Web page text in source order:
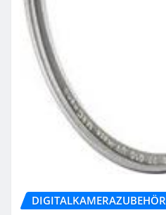
DIGITALKAMERAZUBEHÖR